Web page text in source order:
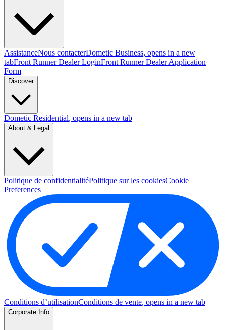
AssistanceNous contacterDometic Business, opens in a new
tabFront Runner Dealer LoginFront Runner Dealer Application
Form
Discover
Dometic Residential, opens in a new tab
About & Legal
Politique de confidentialitéPolitique sur les cookiesCookie
Preferences
Conditions d’utilisationConditions de vente, opens in a new tab
Corporate Info